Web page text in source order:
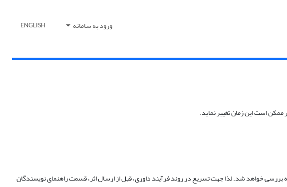
ورود به سامانه ENGLISH
خواهد شد. لذا جهت تسریع در روند فرآیند داوری، قبل از ارسال اثر، قسمت راهنمای نویسندگان